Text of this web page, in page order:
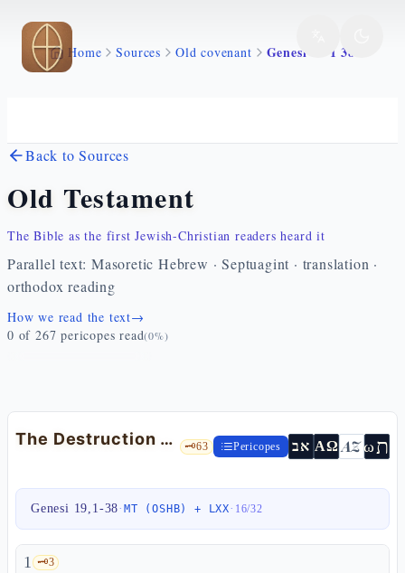
Skip to main content
Home Sources Old covenant Genesi 19 1 38
Back to Sources
Old Testament
The Bible as the first Jewish-Christian readers heard it
Parallel text: Masoretic Hebrew · Septuagint · translation ·
orthodox reading
How we read the text→
0 of 267 pericopes read(0%)
The Destruction of Sodom and the Origin of Moab and Ammon — Gen 19:1-38 🗝️63 Pericopes אב ΑΩ AZωת
Genesi 19,1-38·MT (OSHB) + LXX· 16/32
1 🗝️3